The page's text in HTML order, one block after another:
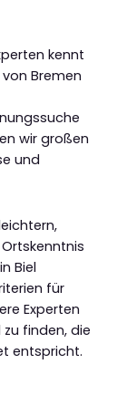
kennt
Bremen
wir großen
und
Biel
für
Experten
finden, die
entspricht.